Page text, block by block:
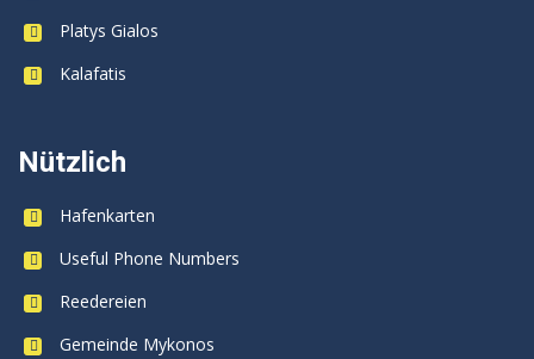
Platys Gialos
Kalafatis
Nützlich
Hafenkarten
Useful Phone Numbers
Reedereien
Gemeinde Mykonos